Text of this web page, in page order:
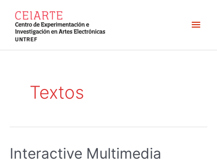
contenido
Textos
Interactive Multimedia